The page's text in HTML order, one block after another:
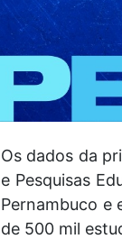
Os dados da
e Pesquisas
Pernambuco e
de 500 mil